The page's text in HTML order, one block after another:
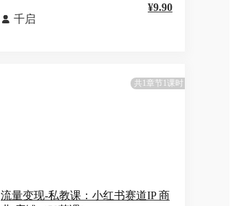
 千启
¥9.90
共1章节1课时
流量变现-私教课：小红书赛道IP 商